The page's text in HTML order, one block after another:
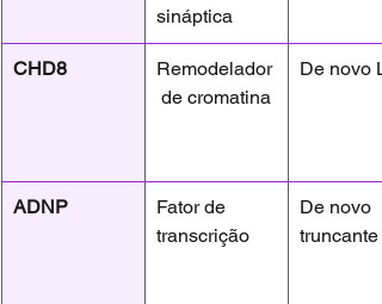
sináptica
CHD8
Remodelador
de cromatina
De novo
ADNP
Fator de
transcrição
De novo
truncante